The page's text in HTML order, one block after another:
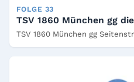
FOLGE 33
TSV 1860 München gg
TSV 1860 München gg